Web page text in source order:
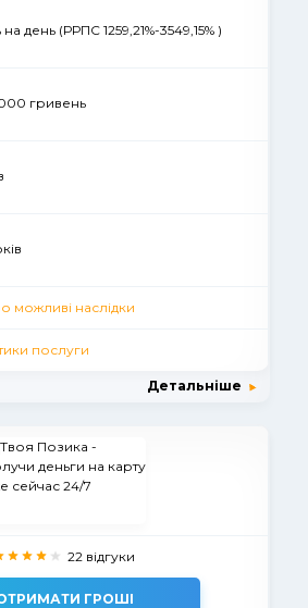
на день (РРПС 1259,21%-3549,15% )
гривень
наслідки
послуги
Детальніше
22 відгуки
ГРОШІ